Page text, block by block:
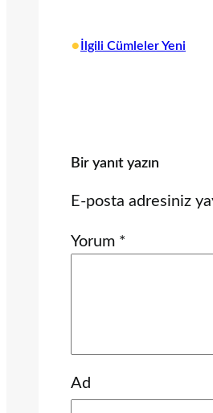
• İlgili Cümleler Yeni
Bir yanıt yazın
E-posta adresiniz
Yorum *
Ad